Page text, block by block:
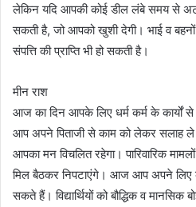
लेकिन यदि आपकी कोई डील लंबे समय से
सकती है, जो आपको खुशी देगी। भाई व
संपत्ति की प्राप्ति भी हो सकती है।
मीन राश
आज का दिन आपके लिए धर्म कर्म के कार्यों
आप अपने पिताजी से काम को लेकर सलाह
आपका मन विचलित रहेगा। पारिवारिक
मिल बैठकर निपटाएंगे। आज आप अपने लिए
सकते हैं। विद्यार्थियों को बौद्धिक व